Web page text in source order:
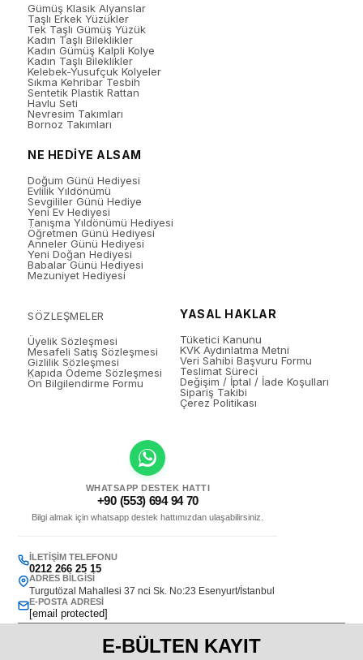
Gümüş Klasik Alyanslar
Taşlı Erkek Yüzükler
Tek Taşlı Gümüş Yüzük
Kadın Taşlı Bileklikler
Kadın Gümüş Kalpli Kolye
Kadın Taşlı Bileklikler
Kelebek-Yusufçuk Kolyeler
Sıkma Kehribar Tesbih
Sentetik Plastik Rattan
Havlu Seti
Nevresim Takımları
Bornoz Takımları
NE HEDİYE ALSAM
Doğum Günü Hediyesi
Evlilik Yıldönümü
Sevgililer Günü Hediye
Yeni Ev Hediyesi
Tanışma Yıldönümü Hediyesi
Öğretmen Günü Hediyesi
Anneler Günü Hediyesi
Yeni Doğan Hediyesi
Babalar Günü Hediyesi
Mezuniyet Hediyesi
SÖZLEŞMELER
Üyelik Sözleşmesi
Mesafeli Satış Sözleşmesi
Gizlilik Sözleşmesi
Kapıda Ödeme Sözleşmesi
Ön Bilgilendirme Formu
YASAL HAKLAR
Tüketici Kanunu
KVK Aydınlatma Metni
Veri Sahibi Başvuru Formu
Teslimat Süreci
Değişim / İptal / İade Koşulları
Sipariş Takibi
Çerez Politikası
WHATSAPP DESTEK HATTI
+90 (553) 694 94 70
Bilgi almak için whatsapp destek hattımızdan ulaşabilirsiniz.
İLETIŞIM TELEFONU
0212 266 25 15
ADRES BILGISI
Turgutözal Mahallesi 37 nci Sk. No:23 Esenyurt/İstanbul
E-POSTA ADRESI
[email protected]
E-BÜLTEN KAYIT